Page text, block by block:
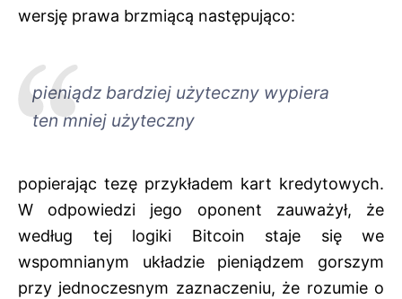
wersję prawa brzmiącą następująco:
pieniądz bardziej użyteczny wypiera
ten mniej użyteczny
popierając tezę przykładem kart kredytowych.
W odpowiedzi jego oponent zauważył, że
według tej logiki Bitcoin staje się we
wspomnianym układzie pieniądzem gorszym
przy jednoczesnym zaznaczeniu, że rozumie o